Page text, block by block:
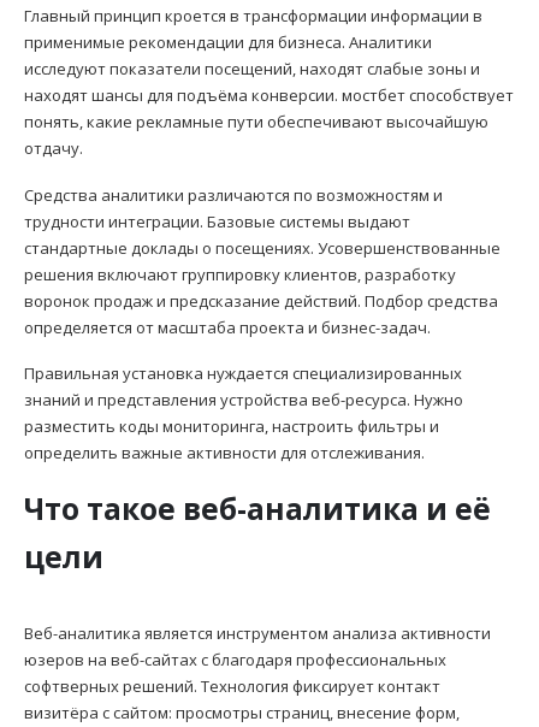
Главный принцип кроется в трансформации информации в
применимые рекомендации для бизнеса. Аналитики
исследуют показатели посещений, находят слабые зоны и
находят шансы для подъёма конверсии. мостбет способствует
понять, какие рекламные пути обеспечивают высочайшую
отдачу.
Средства аналитики различаются по возможностям и
трудности интеграции. Базовые системы выдают
стандартные доклады о посещениях. Усовершенствованные
решения включают группировку клиентов, разработку
воронок продаж и предсказание действий. Подбор средства
определяется от масштаба проекта и бизнес-задач.
Правильная установка нуждается специализированных
знаний и представления устройства веб-ресурса. Нужно
разместить коды мониторинга, настроить фильтры и
определить важные активности для отслеживания.
Что такое веб-аналитика и её
цели
Веб-аналитика является инструментом анализа активности
юзеров на веб-сайтах с благодаря профессиональных
софтверных решений. Технология фиксирует контакт
визитёра с сайтом: просмотры страниц, внесение форм,